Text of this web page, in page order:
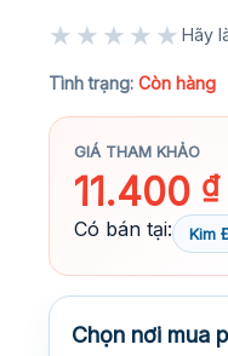
★★★★★ Hãy
Tình trạng: Còn hàng
GIÁ THAM KHẢO
11.400 ₫
Có bán tại:
Kim
Chọn nơi mua